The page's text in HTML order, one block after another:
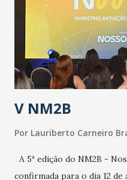
de uma epidemia com um
contaminação maior que
secretário. Segundo ele, é
contaminação alta,
população e ao sistema de
estratificação do risco da
V NM2B
Por Lauriberto Carneiro
A 5ª edição do NM2B -
confirmada para o dia 12